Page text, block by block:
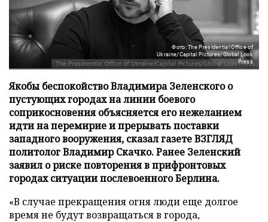
Фото: The Presidential Office of
Ukraine/Capital Pictures/Global Look
Press
Якобы беспокойство Владимира Зеленского о
пустующих городах на линии боевого
соприкосновения объясняется его нежеланием
идти на перемирие и прерывать поставки
западного вооружения, сказал газете ВЗГЛЯД
политолог Владимир Скачко. Ранее Зеленский
заявил о риске повторения в прифронтовых
городах ситуации послевоенного Берлина.
«В случае прекращения огня люди еще долгое
время не будут возвращаться в города,